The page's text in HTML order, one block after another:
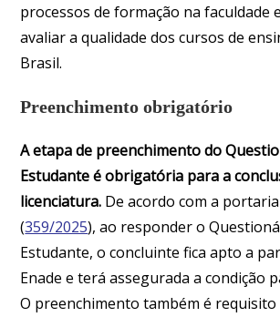
processos de formação na faculdade
avaliar a qualidade dos cursos de
Brasil.
Preenchimento obrigatório
A etapa de preenchimento do
Estudante é obrigatória para a
licenciatura. De acordo com a
(359/2025), ao responder o
Estudante, o concluinte fica apto a
Enade e terá assegurada a condição
O preenchimento também é requisito